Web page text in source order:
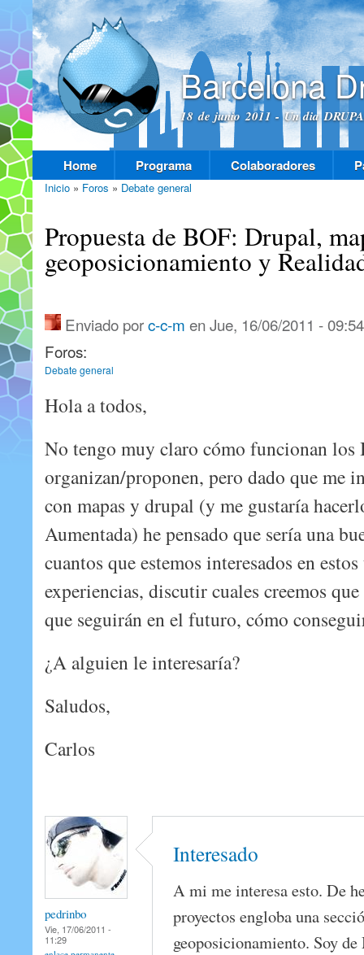
Barcelona
18 de junio 2011 - Un dia
Menú principal
Home Programa Colaboradores
Inicio » Foros » Debate general
Propuesta de BOF: Drupal,
geoposicionamiento y
Enviado porc-c-m en Jue, 16/06/2011 - 09:54
Foros:
Debate general
Hola a todos,
No tengo muy claro cómo funcionan los
organizan/proponen, pero dado que me
con mapas y drupal (y me gustaría
Aumentada) he pensado que sería una
cuantos que estemos interesados en
experiencias, discutir cuales creemos
que seguirán en el futuro, cómo
¿A alguien le interesaría?
Saludos,
Carlos
pedrinbo
Vie, 17/06/2011 -
11:29
Interesado
A mi me interesa esto. De
proyectos engloba una
geoposicionamiento. Soy